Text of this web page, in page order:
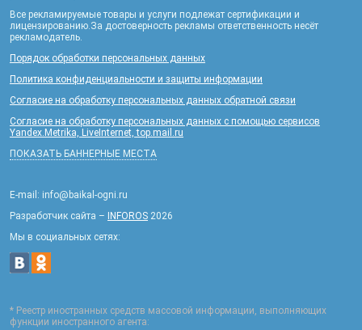
Все рекламируемые товары и услуги подлежат сертификации и
лицензированию.За достоверность рекламы ответственность несёт
рекламодатель.
Порядок обработки персональных данных
Политика конфиденциальности и защиты информации
Согласие на обработку персональных данных обратной связи
Согласие на обработку персональных данных с помощью сервисов
Yandex.Metrika, LiveInternet, top.mail.ru
ПОКАЗАТЬ БАННЕРНЫЕ МЕСТА
E-mail: info@baikal-ogni.ru
Разработчик сайта – INFOROS 2026
Мы в социальных сетях:
* Реестр иностранных средств массовой информации, выполняющих
функции иностранного агента: